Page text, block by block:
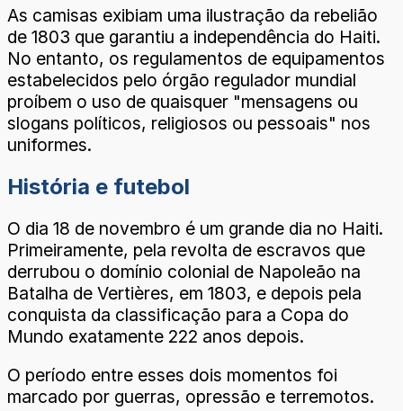
As camisas exibiam uma ilustração da rebelião
de 1803 que garantiu a independência do Haiti.
No entanto, os regulamentos de equipamentos
estabelecidos pelo órgão regulador mundial
proíbem o uso de quaisquer "mensagens ou
slogans políticos, religiosos ou pessoais" nos
uniformes.
História e futebol
O dia 18 de novembro é um grande dia no Haiti.
Primeiramente, pela revolta de escravos que
derrubou o domínio colonial de Napoleão na
Batalha de Vertières, em 1803, e depois pela
conquista da classificação para a Copa do
Mundo exatamente 222 anos depois.
O período entre esses dois momentos foi
marcado por guerras, opressão e terremotos.